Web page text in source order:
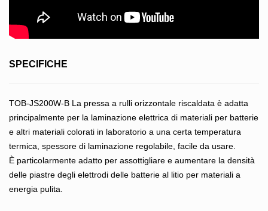
SPECIFICHE
TOB-JS200W-B La pressa a rulli orizzontale riscaldata è adatta
principalmente per la laminazione elettrica di materiali per batterie
e altri materiali colorati in laboratorio a una certa temperatura
termica, spessore di laminazione regolabile, facile da usare.
È particolarmente adatto per assottigliare e aumentare la densità
delle piastre degli elettrodi delle batterie al litio per materiali a
energia pulita.